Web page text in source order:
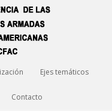
Ejes temáticos
Contacto